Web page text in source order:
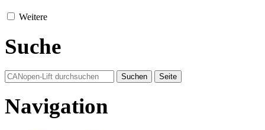
Weitere
Suche
Navigation